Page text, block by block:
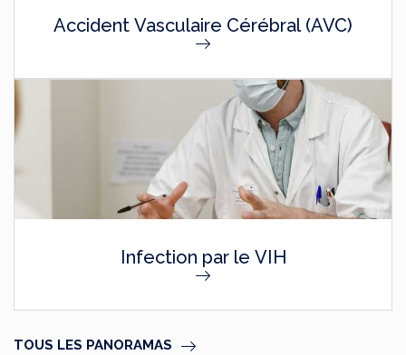
Accident Vasculaire Cérébral (AVC)
Infection par le VIH
TOUS LES PANORAMAS